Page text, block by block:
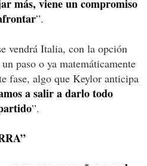
más, viene un compromiso
”.
vendrá Italia, con la opción
paso o ya matemáticamente
fase, algo que Keylor anticipa
a salir a darlo todo
”.